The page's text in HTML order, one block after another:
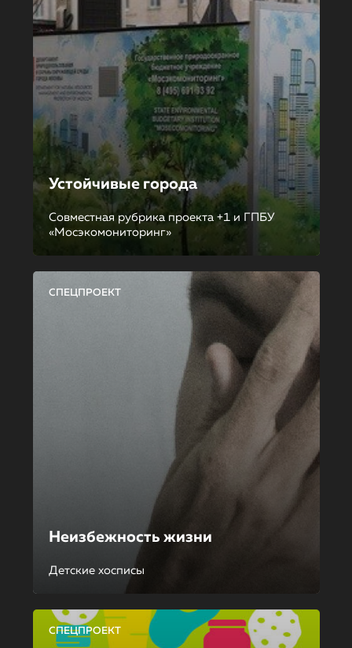
Устойчивые города
Совместная рубрика проекта +1 и ГПБУ
«Мосэкомониторинг»
СПЕЦПРОЕКТ
Неизбежность жизни
Детские хосписы
СПЕЦПРОЕКТ